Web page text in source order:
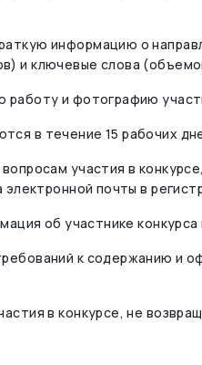
информацию о
и ключевые слова
и фотографию
в течение 15 рабочих
участия в
электронной почты в
об участнике
к содержанию и
в конкурсе, не